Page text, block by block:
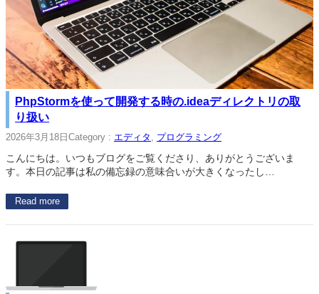
PhpStormを使って開発する時の.ideaディレクトリの取
り扱い
2026年3月18日 Category : エディタ , プログラミング
こんにちは。いつもブログをご覧くださり、ありがとうございま
す。本日の記事は私の備忘録の意味合いが大きくなったし…
Read more